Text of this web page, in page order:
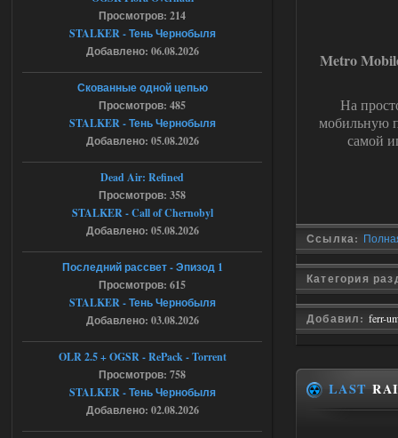
Metro
На
мобильную
самой
Ссылка:
Категория
Добавил: ferr-
LAST
Спавнер + Правки + Античит - Dead
City Final
Что то не работает спавнер,
все устанавливал по
мануалу......
Ответить ➤
06.08.2026
Игра для сталкера 21-очко
ruslanpyrusov
как изменить макс сумму
ставки в файлах чтобы
ставить больше 1 к
Ответить ➤
05.08.2026
Тайна Зоны - Remaster 2026
Stalker-Mods-Clan-su
Доступно только для пользователей
Просмотров: 214
STALKER - Тень Чернобыля
Добавлено: 06.08.2026
Скованные одной цепью
Просмотров: 485
STALKER - Тень Чернобыля
Добавлено: 05.08.2026
Dead Air: Refined
Просмотров: 358
STALKER - Call of Chernobyl
Добавлено: 05.08.2026
Последний рассвет - Эпизод 1
Просмотров: 615
STALKER - Тень Чернобыля
Добавлено: 03.08.2026
OLR 2.5 + OGSR - RePack - Torrent
Просмотров: 758
STALKER - Тень Чернобыля
Добавлено: 02.08.2026